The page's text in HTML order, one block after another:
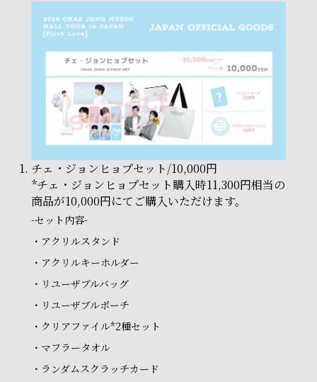
チェ・ジョンヒョプセット/10,000円
*チェ・ジョンヒョプセット購入時11,300円相当の
商品が10,000円にてご購入いただけます。
-セット内容-
・アクリルスタンド
・アクリルキーホルダー
・リユーザブルバッグ
・リユーザブルポーチ
・クリアファイル*2種セット
・マフラータオル
・ランダムスクラッチカード